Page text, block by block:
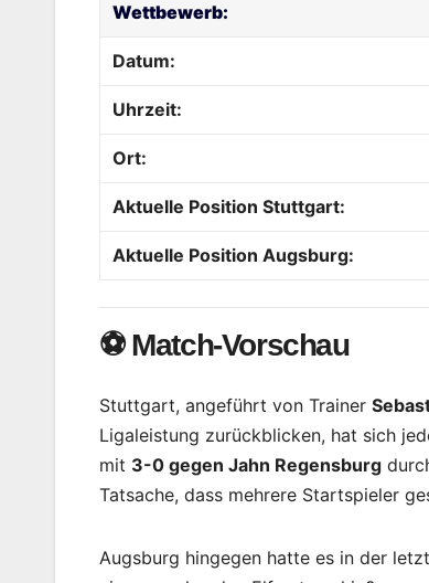
Wettbewerb:
Datum:
Uhrzeit:
Ort:
Aktuelle Position Stuttgart:
Aktuelle Position Augsburg:
⚽ Match-Vorschau
Stuttgart, angeführt von Trainer
Ligaleistung zurückblicken, hat sich
mit 3-0 gegen Jahn Regensburg
Tatsache, dass mehrere Startspieler
Augsburg hingegen hatte es in der